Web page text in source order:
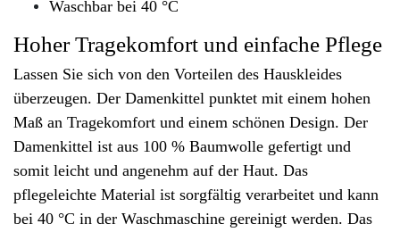
Waschbar bei 40 °C
Hoher Tragekomfort und einfache Pflege
Lassen Sie sich von den Vorteilen des Hauskleides
überzeugen. Der Damenkittel punktet mit einem hohen
Maß an Tragekomfort und einem schönen Design. Der
Damenkittel ist aus 100 % Baumwolle gefertigt und
somit leicht und angenehm auf der Haut. Das
pflegeleichte Material ist sorgfältig verarbeitet und kann
bei 40 °C in der Waschmaschine gereinigt werden. Das